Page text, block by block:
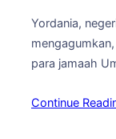
Yordania,
para jamaah
menyelami
Continue